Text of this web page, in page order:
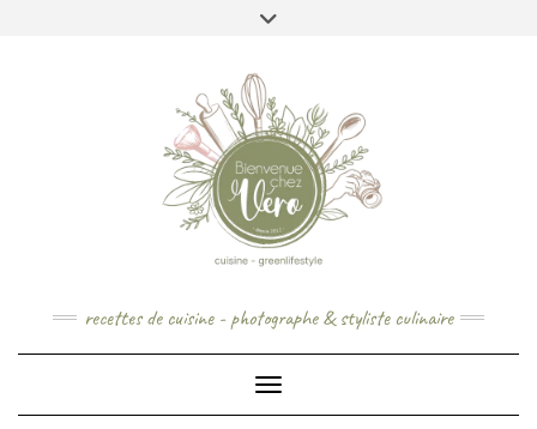
recettes de cuisine - photographe & styliste culinaire
Toggle Navigation